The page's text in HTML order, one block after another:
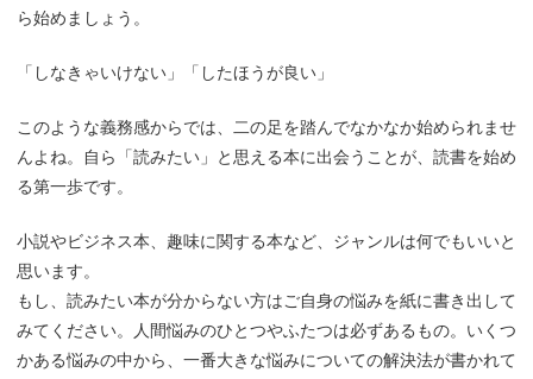
ら始めましょう。
「しなきゃいけない」「したほうが良い」
このような義務感からでは、二の足を踏んでなかなか始められませ
んよね。自ら「読みたい」と思える本に出会うことが、読書を始め
る第一歩です。
小説やビジネス本、趣味に関する本など、ジャンルは何でもいいと
思います。
もし、読みたい本が分からない方はご自身の悩みを紙に書き出して
みてください。人間悩みのひとつやふたつは必ずあるもの。いくつ
かある悩みの中から、一番大きな悩みについての解決法が書かれて